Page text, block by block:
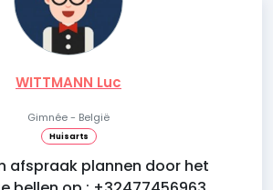
WITTMANN Luc
Gimnée - België
Huisarts
afspraak plannen door het